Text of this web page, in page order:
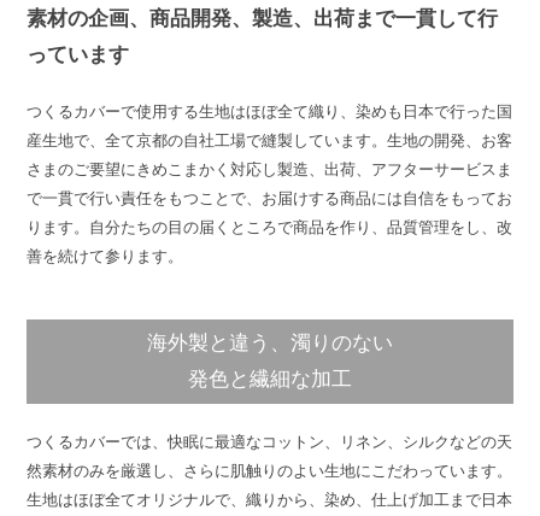
素材の企画、商品開発、製造、出荷まで一貫して行
っています
つくるカバーで使用する生地はほぼ全て織り、染めも日本で行った国
産生地で、全て京都の自社工場で縫製しています。生地の開発、お客
さまのご要望にきめこまかく対応し製造、出荷、アフターサービスま
で一貫で行い責任をもつことで、お届けする商品には自信をもってお
ります。自分たちの目の届くところで商品を作り、品質管理をし、改
善を続けて参ります。
海外製と違う、濁りのない
発色と繊細な加工
つくるカバーでは、快眠に最適なコットン、リネン、シルクなどの天
然素材のみを厳選し、さらに肌触りのよい生地にこだわっています。
生地はほぼ全てオリジナルで、織りから、染め、仕上げ加工まで日本